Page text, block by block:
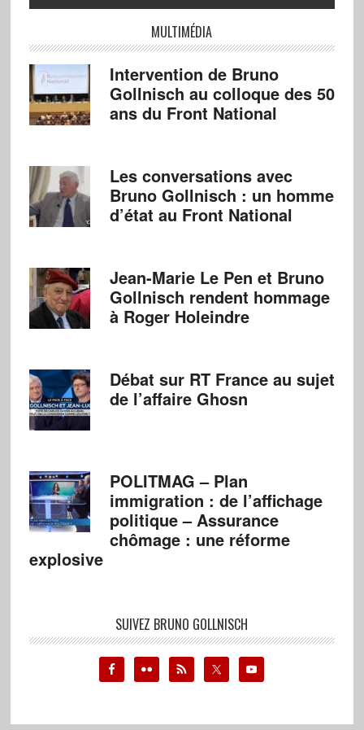
MULTIMÉDIA
Intervention de Bruno
Gollnisch au colloque des 50
ans du Front National
Les conversations avec
Bruno Gollnisch : un homme
d’état au Front National
Jean-Marie Le Pen et Bruno
Gollnisch rendent hommage
à Roger Holeindre
Débat sur RT France au sujet
de l’affaire Ghosn
POLITMAG – Plan
immigration : de l’affichage
politique – Assurance
chômage : une réforme
explosive
SUIVEZ BRUNO GOLLNISCH